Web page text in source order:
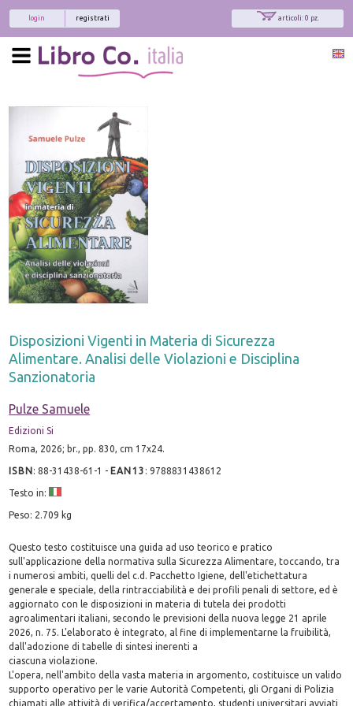
articoli: 0 pz.
registrati
login
Disposizioni Vigenti in Materia di Sicurezza
Alimentare. Analisi delle Violazioni e Disciplina
Sanzionatoria
Pulze Samuele
Edizioni Si
Roma, 2026; br., pp. 830, cm 17x24.
ISBN:88-31438-61-1 - EAN13 :9788831438612
Testo in:
Peso: 2.709 kg
Questo testo costituisce una guida ad uso teorico e pratico
sull'applicazione della normativa sulla Sicurezza Alimentare, toccando, tra
i numerosi ambiti, quelli del c.d. Pacchetto Igiene, dell'etichettatura
generale e speciale, della rintracciabilità e dei profili penali di settore, ed è
aggiornato con le disposizioni in materia di tutela dei prodotti
agroalimentari italiani, secondo le previsioni della nuova legge 21 aprile
2026, n. 75. L'elaborato è integrato, al fine di implementarne la fruibilità,
dall'adozione di tabelle di sintesi inerenti a
ciascuna violazione.
L'opera, nell'ambito della vasta materia in argomento, costituisce un valido
supporto operativo per le varie Autorità Competenti, gli Organi di Polizia
chiamati alle attività di verifica/accertamento, studenti universitari avviati